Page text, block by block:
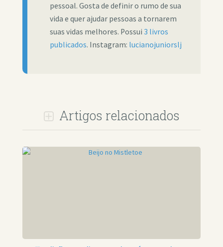
pessoal. Gosta de definir o rumo de sua
vida e quer ajudar pessoas a tornarem
suas vidas melhores. Possui 3 livros
publicados. Instagram: lucianojuniorslj
Artigos relacionados